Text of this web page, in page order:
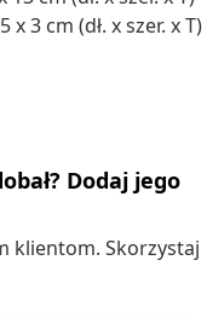
3 cm (dł. x szer. x T)
Dodaj jego
klientom. Skorzystaj